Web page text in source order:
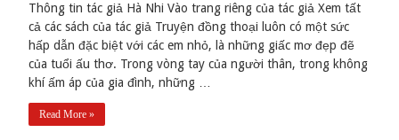
Thông tin tác giả Hà Nhi Vào trang riêng của tác giả Xem tất
cả các sách của tác giả Truyện đồng thoại luôn có một sức
hấp dẫn đặc biệt với các em nhỏ, là những giấc mơ đẹp đẽ
của tuổi ấu thơ. Trong vòng tay của người thân, trong không
khí ấm áp của gia đình, những …
Read More »